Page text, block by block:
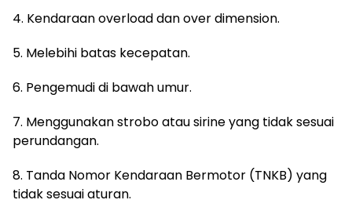
4. Kendaraan overload dan over dimension.
5. Melebihi batas kecepatan.
6. Pengemudi di bawah umur.
7. Menggunakan strobo atau sirine yang tidak sesuai
perundangan.
8. Tanda Nomor Kendaraan Bermotor (TNKB) yang
tidak sesuai aturan.